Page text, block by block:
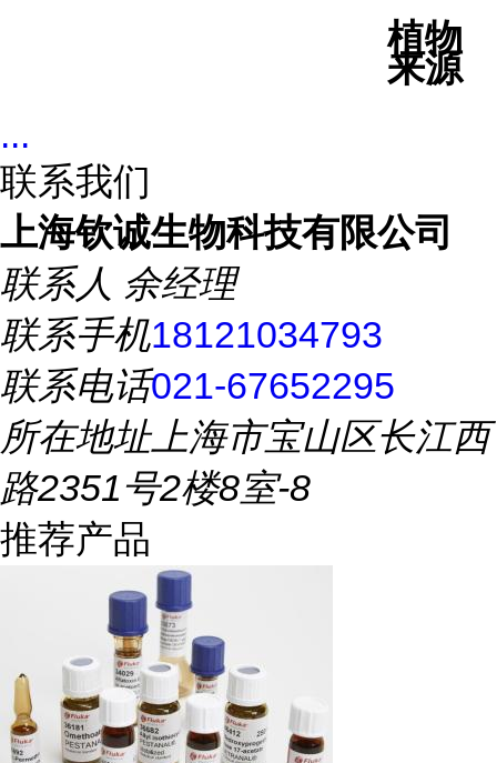
植物
来源
...
联系我们
上海钦诚生物科技有限公司
联系人 余经理
联系手机18121034793
联系电话021-67652295
所在地址上海市宝山区长江西
路2351号2楼8室-8
推荐产品